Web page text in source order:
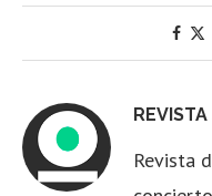
Revista